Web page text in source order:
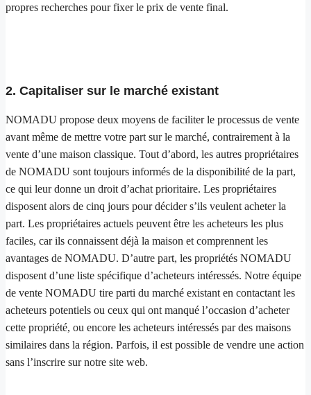
propres recherches pour fixer le prix de vente final.
2. Capitaliser sur le marché existant
NOMADU propose deux moyens de faciliter le processus de vente
avant même de mettre votre part sur le marché, contrairement à la
vente d’une maison classique. Tout d’abord, les autres propriétaires
de NOMADU sont toujours informés de la disponibilité de la part,
ce qui leur donne un droit d’achat prioritaire. Les propriétaires
disposent alors de cinq jours pour décider s’ils veulent acheter la
part. Les propriétaires actuels peuvent être les acheteurs les plus
faciles, car ils connaissent déjà la maison et comprennent les
avantages de NOMADU. D’autre part, les propriétés NOMADU
disposent d’une liste spécifique d’acheteurs intéressés. Notre équipe
de vente NOMADU tire parti du marché existant en contactant les
acheteurs potentiels ou ceux qui ont manqué l’occasion d’acheter
cette propriété, ou encore les acheteurs intéressés par des maisons
similaires dans la région. Parfois, il est possible de vendre une action
sans l’inscrire sur notre site web.